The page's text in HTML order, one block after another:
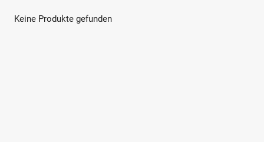
Keine Produkte gefunden